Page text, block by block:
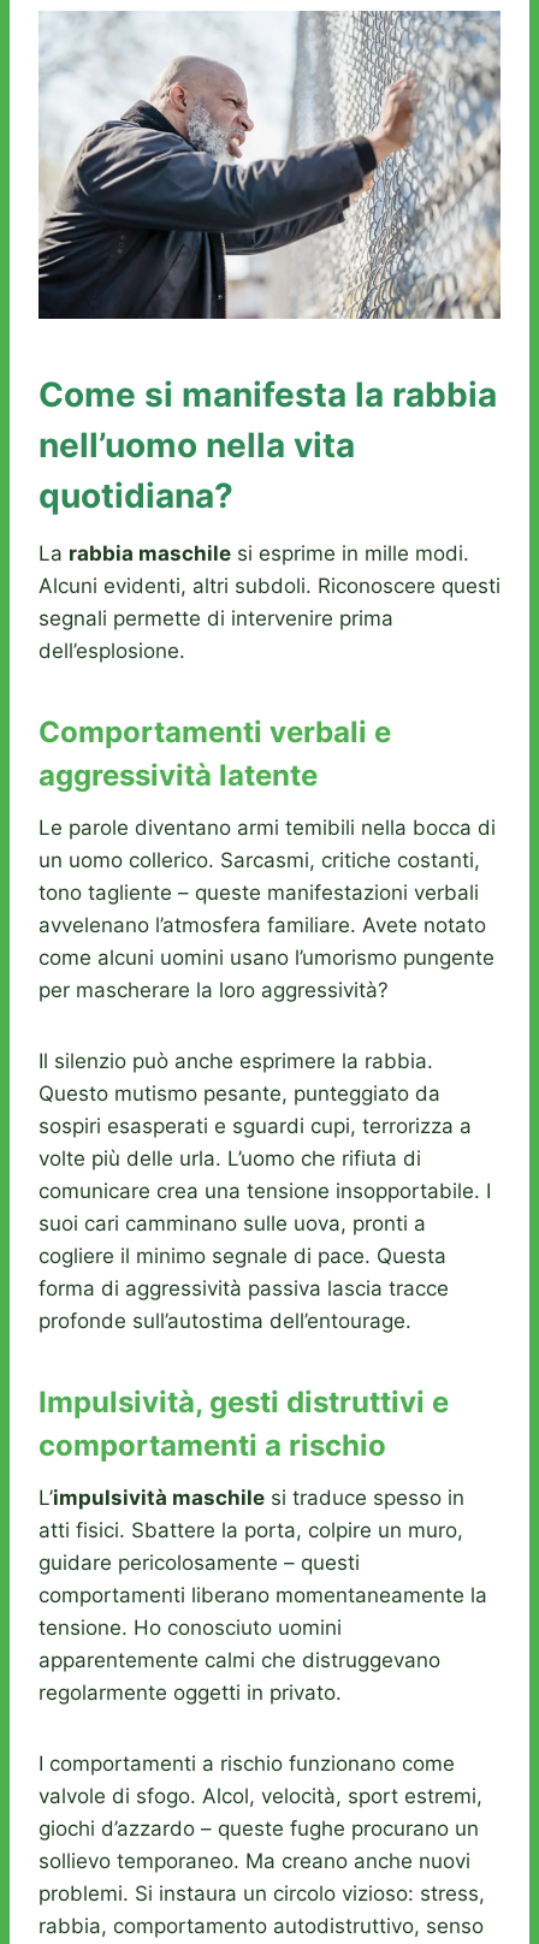
Come si manifesta la rabbia
nell’uomo nella vita
quotidiana?
La rabbia maschile si esprime in mille modi.
Alcuni evidenti, altri subdoli. Riconoscere questi
segnali permette di intervenire prima
dell’esplosione.
Comportamenti verbali e
aggressività latente
Le parole diventano armi temibili nella bocca di
un uomo collerico. Sarcasmi, critiche costanti,
tono tagliente – queste manifestazioni verbali
avvelenano l’atmosfera familiare. Avete notato
come alcuni uomini usano l’umorismo pungente
per mascherare la loro aggressività?
Il silenzio può anche esprimere la rabbia.
Questo mutismo pesante, punteggiato da
sospiri esasperati e sguardi cupi, terrorizza a
volte più delle urla. L’uomo che rifiuta di
comunicare crea una tensione insopportabile. I
suoi cari camminano sulle uova, pronti a
cogliere il minimo segnale di pace. Questa
forma di aggressività passiva lascia tracce
profonde sull’autostima dell’entourage.
Impulsività, gesti distruttivi e
comportamenti a rischio
L’impulsività maschile si traduce spesso in
atti fisici. Sbattere la porta, colpire un muro,
guidare pericolosamente – questi
comportamenti liberano momentaneamente la
tensione. Ho conosciuto uomini
apparentemente calmi che distruggevano
regolarmente oggetti in privato.
I comportamenti a rischio funzionano come
valvole di sfogo. Alcol, velocità, sport estremi,
giochi d’azzardo – queste fughe procurano un
sollievo temporaneo. Ma creano anche nuovi
problemi. Si instaura un circolo vizioso: stress,
rabbia, comportamento autodistruttivo, senso